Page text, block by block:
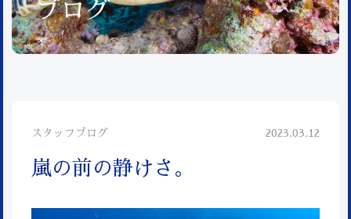
ブログ
スタッフブログ 2023.03.12
嵐の前の静けさ。